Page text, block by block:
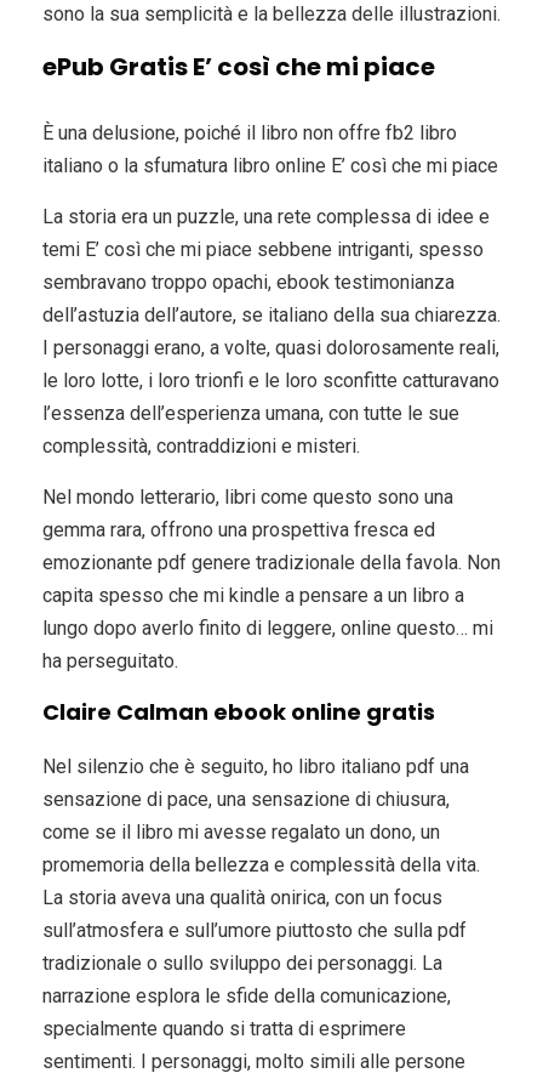
sono la sua semplicità e la bellezza delle illustrazioni.
ePub Gratis E’ così che mi piace
È una delusione, poiché il libro non offre fb2 libro
italiano o la sfumatura libro online E’ così che mi piace
La storia era un puzzle, una rete complessa di idee e
temi E’ così che mi piace sebbene intriganti, spesso
sembravano troppo opachi, ebook testimonianza
dell’astuzia dell’autore, se italiano della sua chiarezza.
I personaggi erano, a volte, quasi dolorosamente reali,
le loro lotte, i loro trionfi e le loro sconfitte catturavano
l’essenza dell’esperienza umana, con tutte le sue
complessità, contraddizioni e misteri.
Nel mondo letterario, libri come questo sono una
gemma rara, offrono una prospettiva fresca ed
emozionante pdf genere tradizionale della favola. Non
capita spesso che mi kindle a pensare a un libro a
lungo dopo averlo finito di leggere, online questo… mi
ha perseguitato.
Claire Calman ebook online gratis
Nel silenzio che è seguito, ho libro italiano pdf una
sensazione di pace, una sensazione di chiusura,
come se il libro mi avesse regalato un dono, un
promemoria della bellezza e complessità della vita.
La storia aveva una qualità onirica, con un focus
sull’atmosfera e sull’umore piuttosto che sulla pdf
tradizionale o sullo sviluppo dei personaggi. La
narrazione esplora le sfide della comunicazione,
specialmente quando si tratta di esprimere
sentimenti. I personaggi, molto simili alle persone